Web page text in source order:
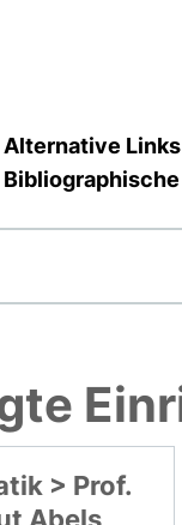
Alternative
> Prof.